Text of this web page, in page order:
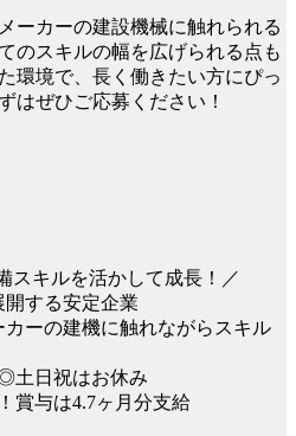
ーカーの建設機械に触れられる
のスキルの幅を広げられる点も
環境で、長く働きたい方にぴっ
はぜひご応募ください！
スキルを活かして成長！／
する安定企業
ーの建機に触れながらスキル
土日祝はお休み
賞与は4.7ヶ月分支給